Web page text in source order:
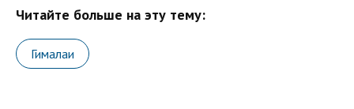
Читайте больше на эту тему:
Гималаи